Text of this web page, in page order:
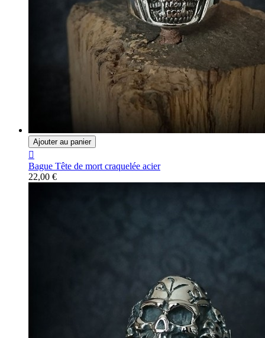
Ajouter au panier

Bague Tête de mort craquelée acier
22,00 €